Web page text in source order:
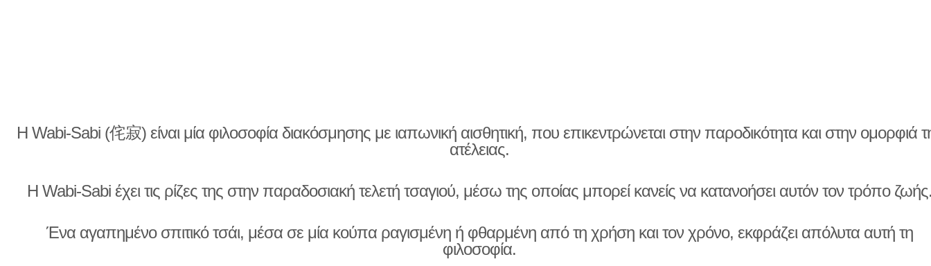
Η Wabi-Sabi (侘寂) είναι μία φιλοσοφία διακόσμησης με ιαπωνική αισθητική, που επικεντρώνεται στην παροδικότητα και στην ομορφιά
ατέλειας.
Η Wabi-Sabi έχει τις ρίζες της στην παραδοσιακή τελετή τσαγιού, μέσω της οποίας μπορεί κανείς να κατανοήσει αυτόν τον τρόπο
Ένα αγαπημένο σπιτικό τσάι, μέσα σε μία κούπα ραγισμένη ή φθαρμένη από τη χρήση και τον χρόνο, εκφράζει απόλυτα αυτή τη
φιλοσοφία.